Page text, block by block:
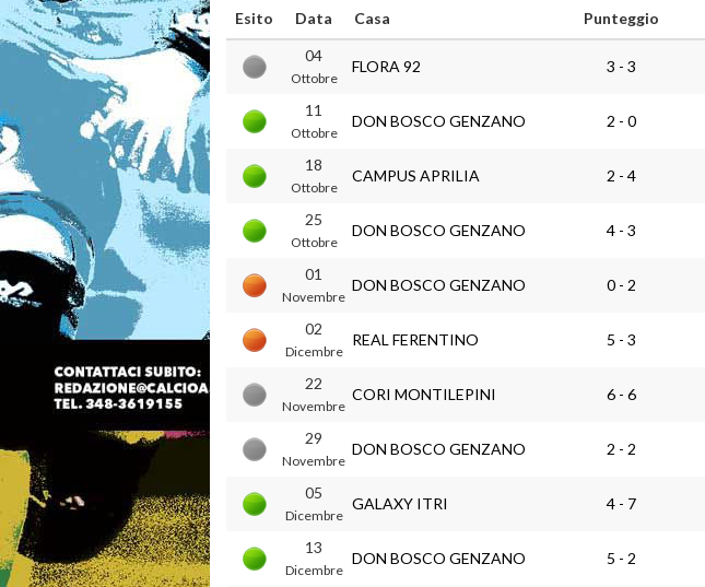
Esito Data Casa Punteggio
04
Ottobre
FLORA 92 3 - 3
11
Ottobre
DON BOSCO GENZANO 2 - 0
18
Ottobre
CAMPUS APRILIA 2 - 4
25
Ottobre
DON BOSCO GENZANO 4 - 3
01
Novembre
DON BOSCO GENZANO 0 - 2
02
Dicembre
REAL FERENTINO 5 - 3
22
Novembre
CORI MONTILEPINI 6 - 6
29
Novembre
DON BOSCO GENZANO 2 - 2
05
Dicembre
GALAXY ITRI 4 - 7
13
Dicembre
DON BOSCO GENZANO 5 - 2